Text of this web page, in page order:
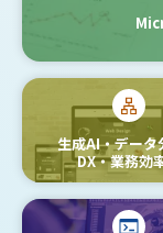
生成AI・データ
DX・業務効